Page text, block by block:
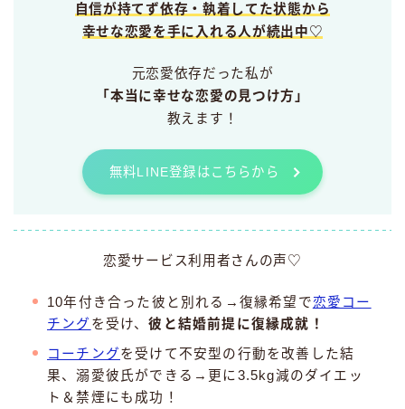
自信が持てず依存・執着してた状態から
幸せな恋愛を手に入れる人が続出中♡
元恋愛依存だった私が
「本当に幸せな恋愛の見つけ方」
教えます！
無料LINE登録はこちらから
恋愛サービス利用者さんの声♡
10年付き合った彼と別れる→復縁希望で恋愛コー
チング を受け、彼と結婚前提に復縁成就！
コーチングを受けて不安型の行動を改善した結
果、溺愛彼氏ができる→更に3.5kg減のダイエッ
ト＆禁煙にも成功！